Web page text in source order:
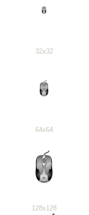
32x32
64x64
128x128